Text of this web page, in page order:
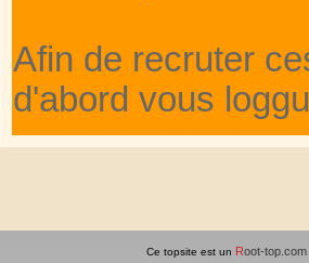
Afin de recruter
d'abord vous
Ce topsite est un Root-top.com